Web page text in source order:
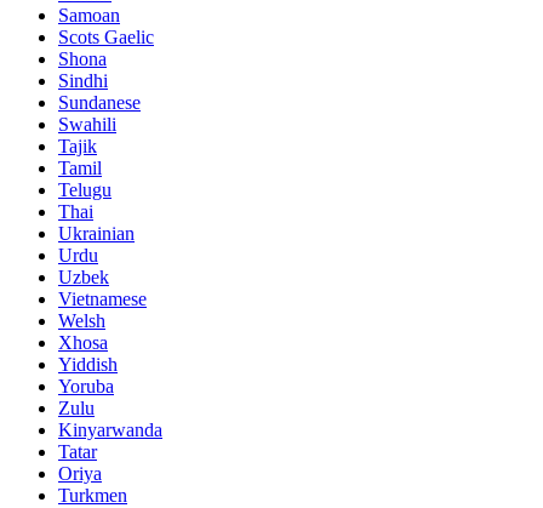
Samoan
Scots Gaelic
Shona
Sindhi
Sundanese
Swahili
Tajik
Tamil
Telugu
Thai
Ukrainian
Urdu
Uzbek
Vietnamese
Welsh
Xhosa
Yiddish
Yoruba
Zulu
Kinyarwanda
Tatar
Oriya
Turkmen